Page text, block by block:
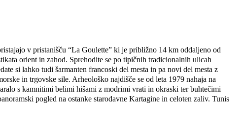
v pristanišču “La Goulette” ki je približno 14 km oddaljeno od
orient in zahod. Sprehodite se po tipičnih tradicionalnih ulicah
si lahko tudi šarmanten francoski del mesta in pa novi del mesta z
in trgovske sile. Arheološko najdišče se od leta 1979 nahaja na
s kamnitimi belimi hišami z modrimi vrati in okraski ter buhtečimi
pogled na ostanke starodavne Kartagine in celoten zaliv. Tunis